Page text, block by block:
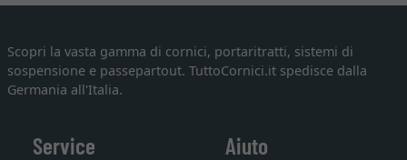
Scopri la vasta gamma di cornici, portaritratti, sistemi di
sospensione e passepartout. TuttoCornici.it spedisce dalla
Germania all'Italia.
Service Aiuto